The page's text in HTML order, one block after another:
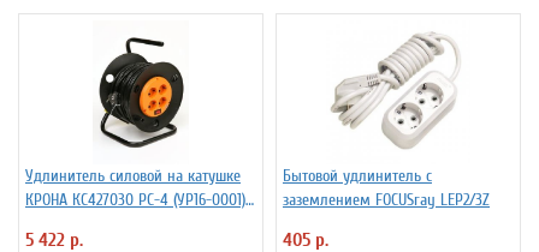
Удлинитель силовой на катушке
КРОНА КС427030 РС-4 (УР16-0001)
5 422 р.
Бытовой удлинитель с
заземлением FOCUSray LEP2/3Z
405 р.